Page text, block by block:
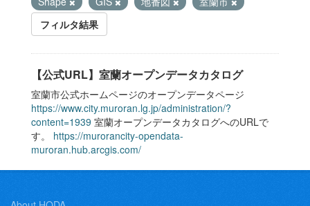
フィルタ結果
【公式URL】室蘭オープンデータカタログ
室蘭市公式ホームページのオープンデータページ
https://www.city.muroran.lg.jp/administration/?
content=1939 室蘭オープンデータカタログへのURLで
す。 https://murorancity-opendata-
muroran.hub.arcgis.com/